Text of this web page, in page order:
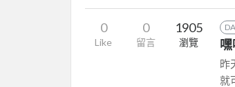
0
Like
0
留言
1905
瀏覽
昨
就